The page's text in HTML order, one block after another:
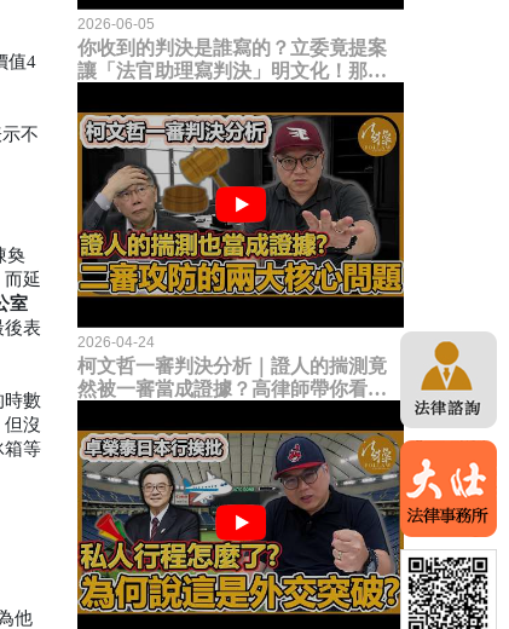
值4
不
奐
而延
室
後表
時數
但沒
箱等
他
2026-06-05
你收到的判決是誰寫的？立委竟提案
讓「法官助理寫判決」明文化！那以
2026-04-24
柯文哲一審判決分析｜證人的揣測竟
然被一審當成證據？高律師帶你看未